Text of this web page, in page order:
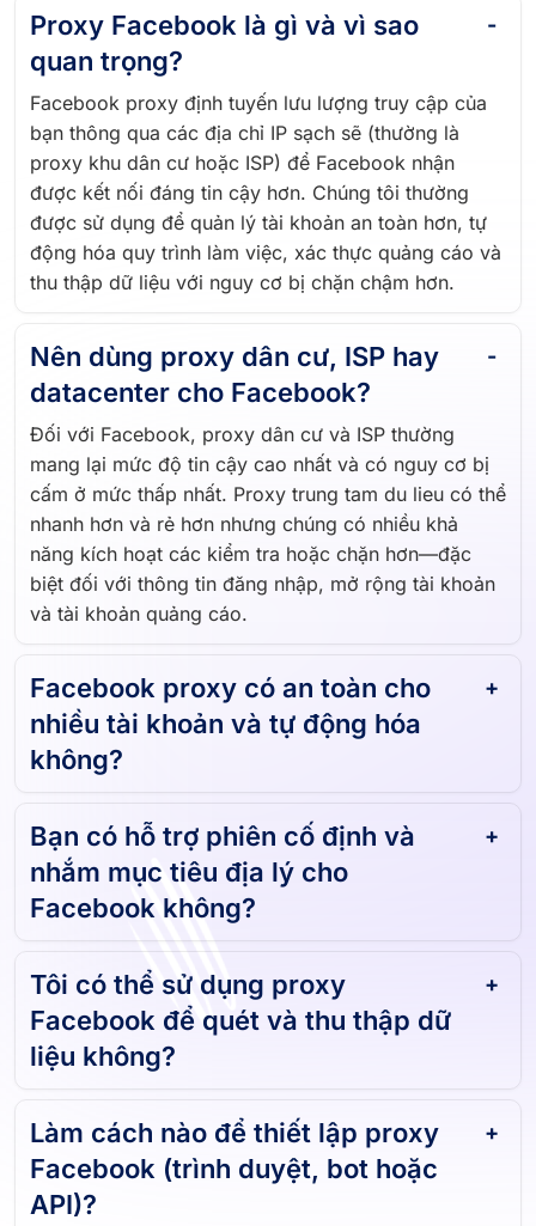
Proxy Facebook là gì và vì sao
quan trọng?
Facebook proxy định tuyến lưu lượng truy cập của
bạn thông qua các địa chỉ IP sạch sẽ (thường là
proxy khu dân cư hoặc ISP) để Facebook nhận
được kết nối đáng tin cậy hơn. Chúng tôi thường
được sử dụng để quản lý tài khoản an toàn hơn, tự
động hóa quy trình làm việc, xác thực quảng cáo và
thu thập dữ liệu với nguy cơ bị chặn chậm hơn.
Nên dùng proxy dân cư, ISP hay
datacenter cho Facebook?
Đối với Facebook, proxy dân cư và ISP thường
mang lại mức độ tin cậy cao nhất và có nguy cơ bị
cấm ở mức thấp nhất. Proxy trung tam du lieu có thể
nhanh hơn và rẻ hơn nhưng chúng có nhiều khả
năng kích hoạt các kiểm tra hoặc chặn hơn—đặc
biệt đối với thông tin đăng nhập, mở rộng tài khoản
và tài khoản quảng cáo.
Facebook proxy có an toàn cho
nhiều tài khoản và tự động hóa
không?
Bạn có hỗ trợ phiên cố định và
nhắm mục tiêu địa lý cho
Facebook không?
Tôi có thể sử dụng proxy
Facebook để quét và thu thập dữ
liệu không?
Làm cách nào để thiết lập proxy
Facebook (trình duyệt, bot hoặc
API)?